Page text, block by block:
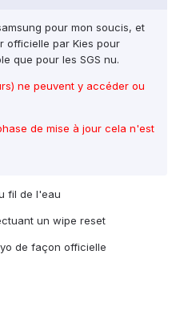
pour mon soucis, et
officielle par Kies pour
que pour les SGS nu.
ne peuvent y accéder ou
de mise à jour cela n'est
fil de l'eau
un wipe reset
de façon officielle